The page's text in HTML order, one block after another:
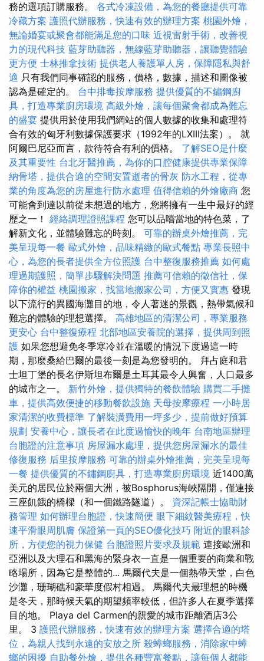
務的選項訂購服務。 各式冷凍設備，為您的餐廳提供可靠
冷藏方案 護照代辦服務，快速有效的辦理方案 桃園外燴，
無論婚宴或聚會都能滿足您的口味 近視雷射手術，改善視
力的現代科技 藍芽助聽器，無線藍芽助聽器，讓聽覺體驗
更方便 士林推拿技術 提供老人養護單人房，保障隱私與舒
適 只有我們同事確認的服務，價格，數據，描述和圖像被
認為是確定的。 台中排毒按摩服務 提供優質的不鏽鋼廚
具，打造專業廚房環境 高級外燴，讓每個聚會都成為難忘
的盛宴 提供用於使用我們網站的個人數據的收集和處理符
合有效的匈牙利數據保護要求（1992年的LXIII法案）。 就
阿爾巴尼亞而言，款待符合有利的價格。 了解SEO是什麼
及其重要性 台北牙醫推薦，為你的口腔健康提供專業保障
納骨塔，提供合適的空間安置逝者的骨灰 防水工程，從專
業的角度為您的房屋進行防水處理 值得信賴的外燴廠商 您
可能會到達以前從未想過的地方，您將擁有一生中最好的經
歷之一！ 經絡調理證照課程 您可以品嚐當地的特色菜，了
解新文化，並體驗難忘的時刻。 可靠的辦桌外燴推薦，完
美呈現每一餐 歐式外燴，品味精緻的歐式餐點 專業長照中
心，為您的長者提供全方位照護 台中整復服務推薦 如何處
理過期護照，簡單步驟解決問題 推薦可信賴的徵信社，保
障你的權益 桃園搬家，找當地搬家公司，方便又實惠 發現
以下流行的異國海灘目的地，令人著迷的景觀，熱帶氣候和
難忘的體驗的理想選擇。 高雄地區的清潔公司，專業服務
更安心 台中整復療程 北部地區安養院的選擇，提供周到照
護 如果您想避免冬季寒冷並在溫暖的情況下度過這一時
期，那麼桑給巴爾的最後一刻是為您發明的。 拜占庭和君
士坦丁堡的長名伊斯坦布爾是土耳其最令人興奮，人口最多
的城市之一。 新竹外燴，提供獨特的餐飲體驗 購買二手攤
車，提供高效便捷的移動餐飲設施 天母按摩療程 一小時居
家清潔的收費標準 了解裝潢費用一坪多少，提前做好預算
規劃 安養中心，讓長者在此度過愉快的晚年 台南地區辦理
台胞證的注意事項 房屋漏水處理，提供您房屋漏水的最佳
修復服務 后里按摩服務 可靠的辦桌外燴推薦，完美呈現每
一餐 提供優質的不鏽鋼廚具，打造專業廚房環境 近1400萬
美元的居民位於兩個大洲，被Bosphorus海峽隔開，僅連接
三座飢餓的橋樑（和一個鐵路隧道）。 資深記帳士協助財
務管理 如何辦理台胞證，快速簡便 眼下細紋醫美療程，快
速平滑眼周肌膚 保證第一頁的SEO優化技巧 附近的眼科診
所，方便您的視力保健 台胞證照片要求及規範 連接歐洲和
亞洲以及大理石和黑海的緊身衣一直是一個重要的商業和戰
略場所，因為它是整體的... 馬爾代夫是一個熱帶天堂，白色
沙灘，珊瑚礁和豪華度假村相遇。 馬爾代夫最理想的時機
是冬天，那時候天氣的期望頻率較低，但許多人在夏季選擇
目的地。 Playa del Carmen的親愛的城市距離酒店3公
里。 3 護照代辦服務，快速有效的辦理方案 選擇合適的塔
位，為親人找到永遠的安放之所 殺蟑螂服務，消除家中蟑
螂的困擾 自助餐外燴，提供各種豐富餐點，讓每個人都能